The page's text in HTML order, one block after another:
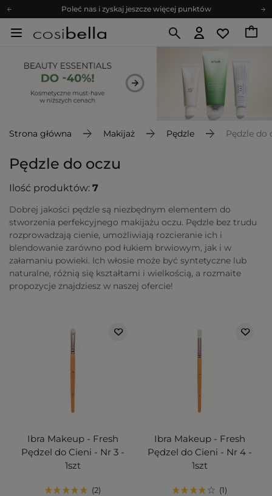
Poleć nas i zyskaj jeszcze więcej punktów
Zapisz się na newsletter pełen porad
Z nami to możliwe! Realizacja zamówienia do 24h.
Poleć nas i zyskaj jeszcze więcej punktów
Zapisz się na newsletter pełen porad
Strona główna Makijaż Pędzle Pędzle do
Pędzle do oczu
Ilość produktów: 7
Dobrej jakości pędzle są niezbędnym elementem do
stworzenia perfekcyjnego makijażu oczu. Pędzle bez trudu
rozprowadzają cienie, umożliwiają rozcieranie ich i
blendowanie zarówno pod łukiem brwiowym, jak i w
załamaniu powieki. Ich włosie może być syntetyczne lub
naturalne, różnią się kształtami i wielkością, a rozmaite
propozycje znajdziesz w naszej ofercie!
Ibra Makeup - Fresh
Pędzel do Cieni - Nr 3 -
1szt
2
Ibra Makeup - Fresh
Pędzel do Cieni - Nr 4 -
1szt
1